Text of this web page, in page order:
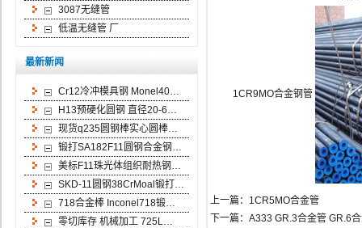
1CR9MO合金钢管
上一篇： 1CR5MO合金管
下一篇： A333 GR.3合金管 GR.6
3087无缝管
低温无缝管 厂
最新新闻
Cr12冷冲模具钢 Monel40…
H13预硬化圆钢 直径20-6…
现货q235圆钢棒实心圆棒…
锻打SA182F11圆钢合金钢…
美标F11珠光体组织耐热钢…
SKD-11圆钢38CrMoal锻打…
718合金棒 Inconel718锻…
零切库存 机械加工 725L…